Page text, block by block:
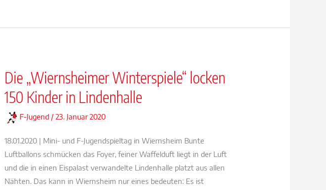
in
Die „Wiernsheimer Winterspiele“ locken
150 Kinder in Lindenhalle
F-Jugend / 23. Januar 2020
18.01.2020 | Mini- und F-Jugendspieltag in Wiernsheim Bunte
Luftballons schmücken das Foyer, feiner Waffelduft liegt in der Luft
und die in einen Eispalast verwandelte Lindenhalle platzt aus allen
Nähten. Das kann in Wiernsheim nur eines bedeuten: Es ist